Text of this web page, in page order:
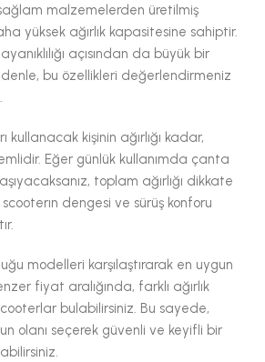
malzemelerden üretilmiş
yüksek ağırlık kapasitesine sahiptir.
açısından da büyük bir
bu özellikleri değerlendirmeniz
kullanacak kişinin ağırlığı kadar,
Eğer günlük kullanımda çanta
toplam ağırlığı dikkate
scooterın dengesi ve sürüş konforu
modelleri karşılaştırarak en uygun
fiyat aralığında, farklı ağırlık
bulabilirsiniz. Bu sayede,
olanı seçerek güvenli ve keyifli bir